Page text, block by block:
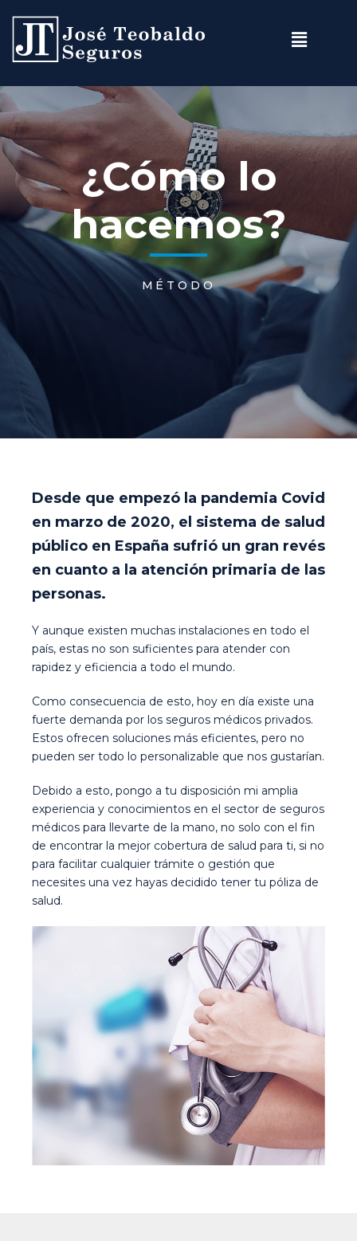
¿Cómo lo
hacemos?
MÉTODO
Desde que empezó la pandemia Covid
en marzo de 2020, el sistema de salud
público en España sufrió un gran revés
en cuanto a la atención primaria de las
personas.
Y aunque existen muchas instalaciones en todo el
país, estas no son suficientes para atender con
rapidez y eficiencia a todo el mundo.
Como consecuencia de esto, hoy en día existe una
fuerte demanda por los seguros médicos privados.
Estos ofrecen soluciones más eficientes, pero no
pueden ser todo lo personalizable que nos gustarían.
Debido a esto, pongo a tu disposición mi amplia
experiencia y conocimientos en el sector de seguros
médicos para llevarte de la mano, no solo con el fin
de encontrar la mejor cobertura de salud para ti, si no
para facilitar cualquier trámite o gestión que
necesites una vez hayas decidido tener tu póliza de
salud.